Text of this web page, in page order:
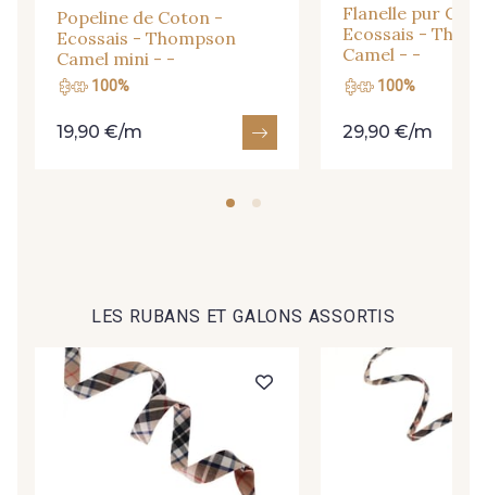
Popeline de Coton -
Ecossais - Thompson
Camel mini - -
100%
19,90 €/m
Flanelle pur
Ecossais -
Camel - -
100%
29,90 €/m
LES RUBANS ET GALONS ASSORTIS